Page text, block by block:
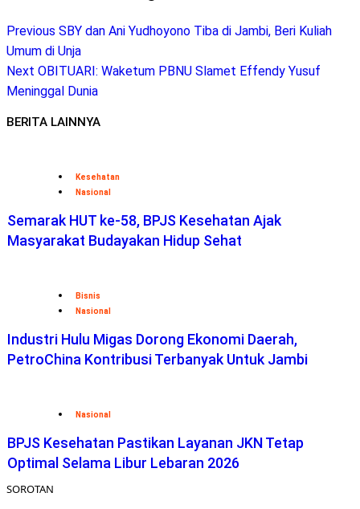
Previous SBY dan Ani Yudhoyono Tiba di Jambi, Beri Kuliah
Umum di Unja
Next OBITUARI: Waketum PBNU Slamet Effendy Yusuf
Meninggal Dunia
BERITA LAINNYA
Kesehatan
Nasional
Semarak HUT ke-58, BPJS Kesehatan Ajak
Masyarakat Budayakan Hidup Sehat
Bisnis
Nasional
Industri Hulu Migas Dorong Ekonomi Daerah,
PetroChina Kontribusi Terbanyak Untuk Jambi
Nasional
BPJS Kesehatan Pastikan Layanan JKN Tetap
Optimal Selama Libur Lebaran 2026
SOROTAN